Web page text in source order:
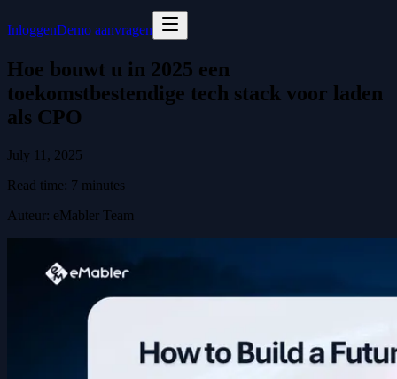
InloggenDemo aanvragen
Hoe bouwt u in 2025 een
toekomstbestendige tech stack voor laden
als CPO
July 11, 2025
Read time: 7 minutes
Auteur: eMabler Team